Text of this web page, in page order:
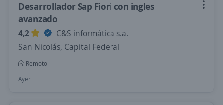
Desarrollador Sap Fiori con ingles
avanzado
4,2
C&S informática s.a.
San Nicolás, Capital Federal
Remoto
Ayer